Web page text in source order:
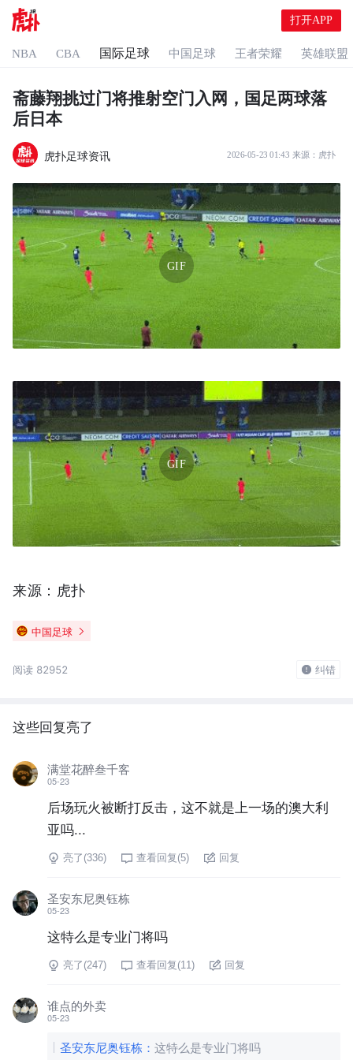
打开APP
NBA CBA 国际足球 中国足球 王者荣耀 英雄联盟
斋藤翔挑过门将推射空门入网，国足两球落
后日本
虎扑足球资讯 2026-05-23 01:43 来源： 虎扑
GIF
GIF
来源：虎扑
中国足球
阅读 82952 纠错
这些回复亮了
满堂花醉叁千客
05-23
后场玩火被断打反击，这不就是上一场的澳大利
亚吗...
亮了(336) 查看回复(5) 回复
圣安东尼奥钰栋
05-23
这特么是专业门将吗
亮了(247) 查看回复(11) 回复
谁点的外卖
05-23
圣安东尼奥钰栋 ： 这特么是专业门将吗